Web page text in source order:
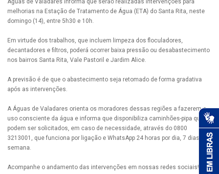
Águas de Valadares informa que serão realizadas intervenções para
melhorias na Estação de Tratamento de Água (ETA) do Santa Rita, neste
domingo (14), entre 5h30 e 10h.
Em virtude dos trabalhos, que incluem limpeza dos floculadores,
decantadores e filtros, poderá ocorrer baixa pressão ou desabastecimento
nos bairros Santa Rita, Vale Pastoril e Jardim Alice.
A previsão é de que o abastecimento seja retomado de forma gradativa
após as intervenções.
A Águas de Valadares orienta os moradores dessas regiões a fazerem o
uso consciente da água e informa que disponibiliza caminhões-pipa que
podem ser solicitados, em caso de necessidade, através do 0800
3213001, que funciona por ligação e WhatsApp 24 horas por dia, 7 dias da
semana.
Acompanhe o andamento das intervenções em nossas redes sociais!